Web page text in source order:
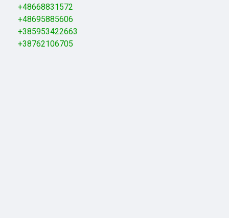
+48668831572
+48695885606
+385953422663
+38762106705